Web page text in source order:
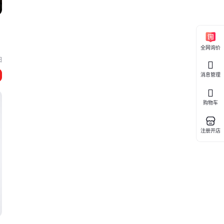
全网询价
消息管理
购物车
注册开店